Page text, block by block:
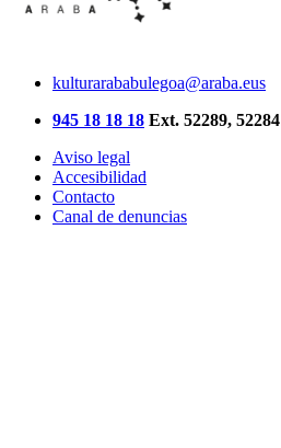
kulturarababulegoa@araba.eus
945 18 18 18 Ext. 52289, 52284
Aviso legal
Accesibilidad
Contacto
Canal de denuncias